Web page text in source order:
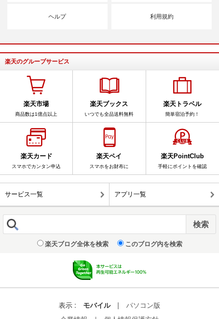
ヘルプ 利用規約
楽天のグループサービス
楽天市場
商品数は1億点以上
楽天ブックス
いつでも全品送料無料
楽天トラベル
簡単宿泊予約！
楽天カード
スマホでカンタン申込
楽天ペイ
スマホをお財布に
楽天PointClub
手軽にポイントを確認
サービス一覧 アプリ一覧
楽天ブログ全体を検索 このブログ内を検索
表示 : モバイル |
パソコン版